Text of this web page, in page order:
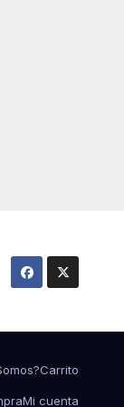
Carrito
Mi cuenta